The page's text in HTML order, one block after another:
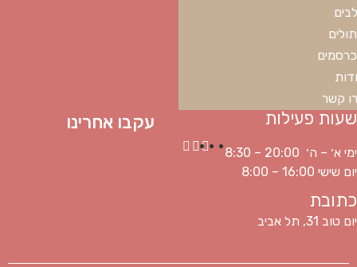
קשר
שעות פעילות
ימי א׳ – ה׳ 20:00 – 8:30
יום שישי 16:00 – 8:00
כתובת
יום טוב 31, תל אביב
עקבו אחרינו